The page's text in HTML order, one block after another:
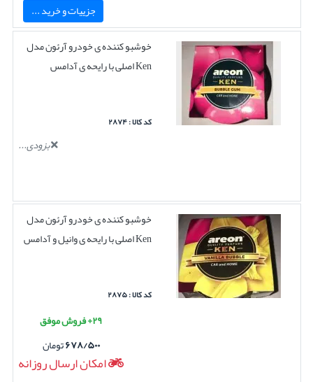
جزییات و خرید ...
خوشبو کننده ی خودرو آرئون مدل
Ken اصلی با رایحه ی آدامس
کد کالا : ۲۸۷۴
بزودی...
خوشبو کننده ی خودرو آرئون مدل
Ken اصلی با رایحه ی وانیل و آدامس
کد کالا : ۲۸۷۵
۲۹+ فروش موفق
۶۷۸/۵۰۰تومان
امکان ارسال روزانه